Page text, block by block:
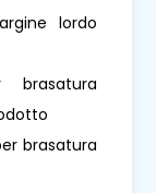
lordo
brasatura